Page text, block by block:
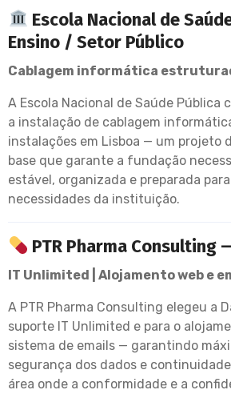
Escola Nacional de
Ensino / Setor Público
Cablagem informática
A Escola Nacional de Saúde Pública
a instalação de cablagem
instalações em Lisboa — um projeto
base que garante a fundação
estável, organizada e preparada
necessidades da instituição.
PTR Pharma Consulting
IT Unlimited | Alojamento web e
A PTR Pharma Consulting elegeu a
suporte IT Unlimited e para o
sistema de emails — garantindo
segurança dos dados e
área onde a conformidade e a